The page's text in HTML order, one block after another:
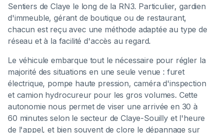
Sentiers de Claye le long de la RN3. Particulier, gardien
d'immeuble, gérant de boutique ou de restaurant,
chacun est reçu avec une méthode adaptée au type de
réseau et à la facilité d'accès au regard.
Le véhicule embarque tout le nécessaire pour régler la
majorité des situations en une seule venue : furet
électrique, pompe haute pression, caméra d'inspection
et camion hydrocureur pour les gros volumes. Cette
autonomie nous permet de viser une arrivée en 30 à
60 minutes selon le secteur de Claye-Souilly et l'heure
de l'appel, et bien souvent de clore le dépannage sur